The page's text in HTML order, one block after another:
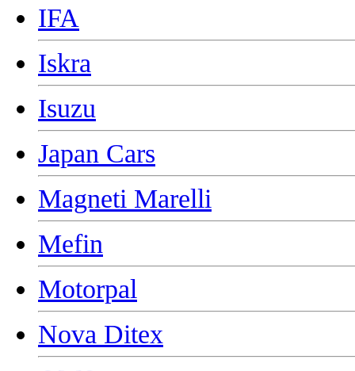
IFA
Iskra
Isuzu
Japan Cars
Magneti Marelli
Mefin
Motorpal
Nova Ditex